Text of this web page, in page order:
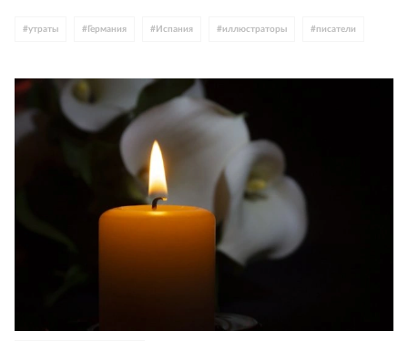
#утраты # Германия # Испания #иллюстраторы #писатели